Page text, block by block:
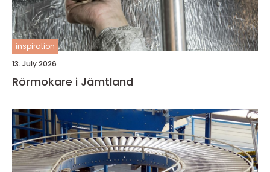
inspiration
13. July 2026
Rörmokare i Jämtland